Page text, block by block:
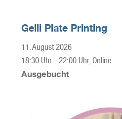
Gelli Plate Printing
11. August 2026
18:30 Uhr- 22:00 Uhr, Online
Ausgebucht